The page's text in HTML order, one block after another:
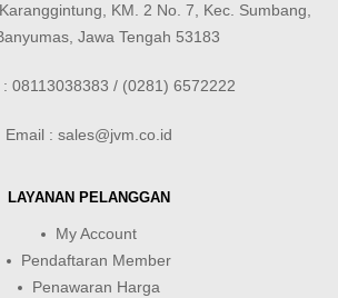
KM. 2 No. 7, Kec. Sumbang,
Jawa Tengah 53183
: 08113038383 / (0281) 6572222
Email : sales@jvm.co.id
LAYANAN PELANGGAN
My Account
Pendaftaran Member
Penawaran Harga